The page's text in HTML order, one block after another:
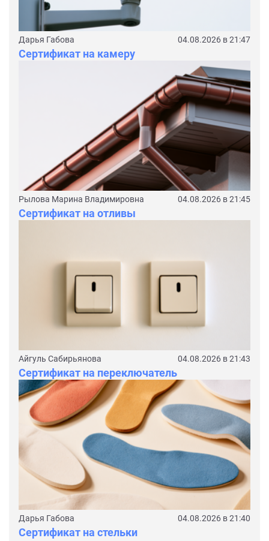
Дарья Габова 04.08.2026 в 21:47
Сертификат на камеру
Рылова Марина Владимировна 04.08.2026 в 21:45
Сертификат на отливы
Айгуль Сабирьянова 04.08.2026 в 21:43
Сертификат на переключатель
Дарья Габова 04.08.2026 в 21:40
Сертификат на стельки